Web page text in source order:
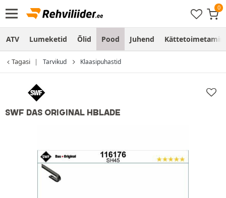
ATV Lumeketid Õlid Pood Juhend
Tagasi Tarvikud Klaasipuhastid
SWF DAS ORIGINAL HBLADE